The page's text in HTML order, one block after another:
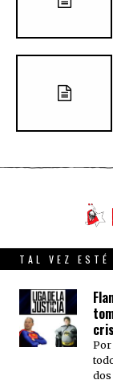
QUIENES
TAL VEZ ESTÉ
Por
dos